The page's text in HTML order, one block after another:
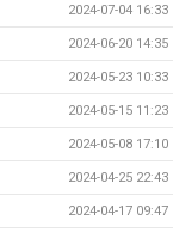
2024-07-04 16:33
2024-06-20 14:35
2024-05-23 10:33
2024-05-15 11:23
2024-05-08 17:10
2024-04-25 22:43
2024-04-17 09:47